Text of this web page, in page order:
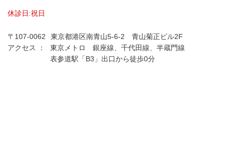
休診日:祝日
〒107-0062
東京都港区南青山5-6-2 青山菊正ビル2F
アクセス ：
東京メトロ 銀座線、千代田線、半蔵門線
表参道駅「B3」出口から徒歩0分